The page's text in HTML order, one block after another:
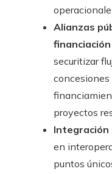
Alianzas
securitizar
proyectos
Integración
en
puntos